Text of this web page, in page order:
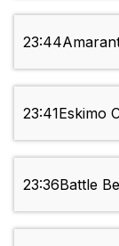
23:44
23:41Eskimo
23:36Battle